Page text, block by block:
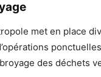
met en place
des déchets